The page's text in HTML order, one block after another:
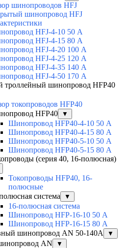
шинопроводов HFJ
шинопровод HFJ
HFJ-4-10 50 А
HFJ-4-15 80 А
HFJ-4-20 100 А
HFJ-4-25 120 А
HFJ-4-35 140 А
HFJ-4-50 170 А
троллейный шинопровод HFP40
токопроводов HFP40
HFP40
▼
Шинопровод HFP40-4-10 50 А
Шинопровод HFP40-4-15 80 А
Шинопровод HFP40-5-10 50 А
Шинопровод HFP40-5-15 80 А
(серия 40, 16-полюсная)
Токопроводы HFP40, 16-
полюсные
система
▼
16-полюсная система
Шинопровод HFP-16-10 50 А
Шинопровод HFP-16-15 80 А
шинопровод AN 50-140А
▼
AN ▼